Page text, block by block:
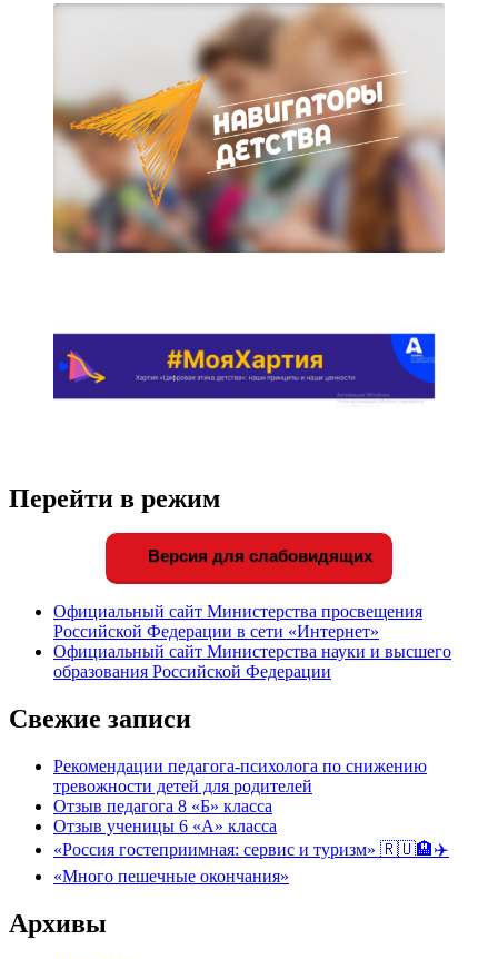
Перейти в режим
Версия для слабовидящих
Официальный сайт Министерства просвещения
Российской Федерации в сети «Интернет»
Официальный сайт Министерства науки и высшего
образования Российской Федерации
Свежие записи
Рекомендации педагога-психолога по снижению
тревожности детей для родителей
Отзыв педагога 8 «Б» класса
Отзыв ученицы 6 «А» класса
«Россия гостеприимная: сервис и туризм» 🇷🇺🏨✈️
«Много пешечные окончания»
Архивы